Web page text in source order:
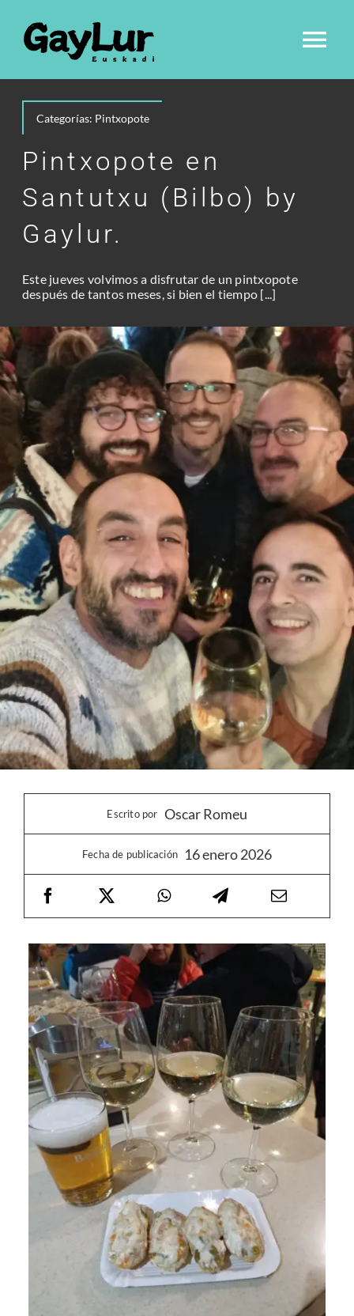
contenido
Equipo
Actividades
Tienda
Comunidad Whatsapp
Contacto
Mi cuenta
Cesta
Categorías: Pintxopote
Pintxopote en
Santutxu (Bilbo) by
Gaylur.
Este jueves volvimos a disfrutar de un pintxopote
después de tantos meses, si bien el tiempo [...]
Escrito por Oscar Romeu
Fecha de publicación 16 enero 2026